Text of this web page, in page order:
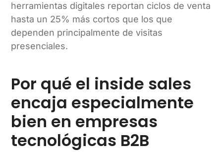
herramientas digitales reportan ciclos de venta
hasta un 25% más cortos que los que
dependen principalmente de visitas
presenciales.
Por qué el inside sales
encaja especialmente
bien en empresas
tecnológicas B2B